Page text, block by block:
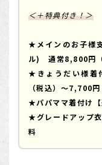
＜＋特典付き！＞
★メインのお子様
ル) 通常8,800円
★きょうだい様
（税込）～7,700
★パパママ着付け
★グレードアップ
料